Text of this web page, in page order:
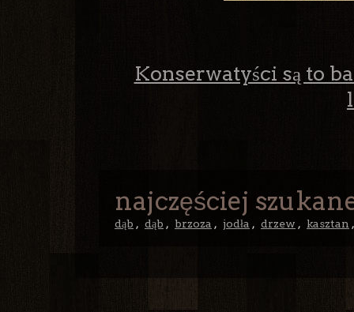
Konserwatyści są to
najczęściej
dąb , dąb , brzoza , jodła , drzew , kasztan